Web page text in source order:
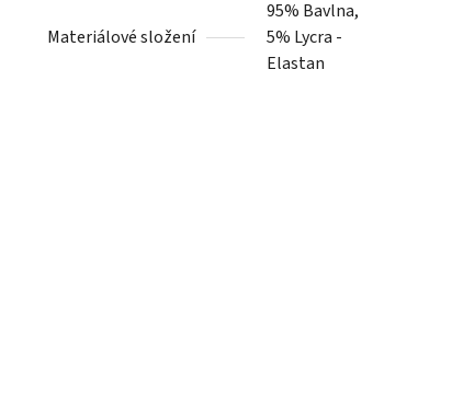
Materiálové složení
95% Bavlna,
5% Lycra -
Elastan